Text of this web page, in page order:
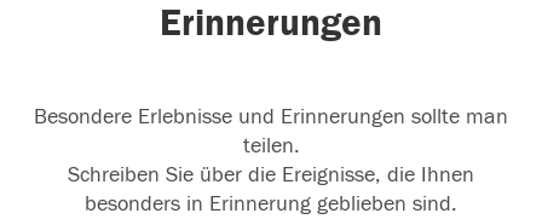
Erinnerungen
Besondere Erlebnisse und Erinnerungen sollte man
teilen.
Schreiben Sie über die Ereignisse, die Ihnen
besonders in Erinnerung geblieben sind.